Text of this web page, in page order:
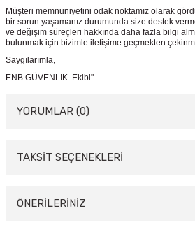
Müşteri memnuniyetini odak noktamız olarak
bir sorun yaşamanız durumunda size destek
ve değişim süreçleri hakkında daha fazla bilgi
bulunmak için bizimle iletişime geçmekten
Saygılarımla,
ENB GÜVENLİK Ekibi"
YORUMLAR (0)
Bu ürüne ilk yorumu siz
TAKSİT SEÇENEKLERİ
ÖNERİLERİNİZ